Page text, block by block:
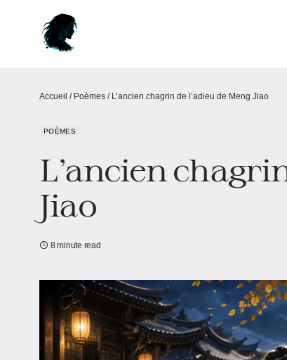
Accueil / Poèmes / L’ancien chagrin de l’adieu de Meng Jiao
POÈMES
L’ancien
Jiao
8 minute read